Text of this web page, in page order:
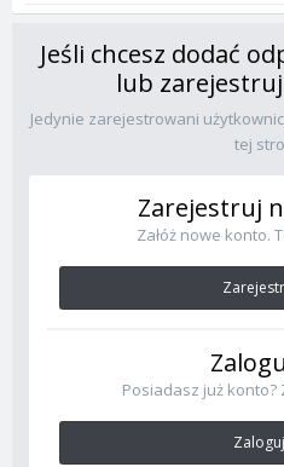
Jeśli chcesz dodać
lub
Jedynie zarejestrowani
tej
Zarejestruj
Załóż nowe konto.
Posiadasz już konto?